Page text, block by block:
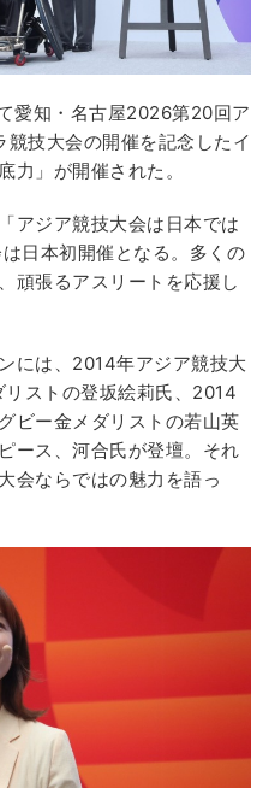
愛知・名古屋2026第20回ア
技大会の開催を記念したイ
力」が開催された。
アジア競技大会は日本では
日本初開催となる。多くの
頑張るアスリートを応援し
には、2014年アジア競技大
ストの登坂絵莉氏、2014
ビー金メダリストの若山英
ース、河合氏が登壇。それ
会ならではの魅力を語っ